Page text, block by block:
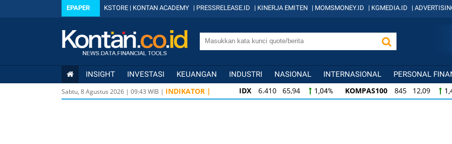
EPAPER KSTORE | KONTAN ACADEMY | PRESSRELEASE.ID | KINERJA EMITEN | MOMSMONEY.ID | KGMEDIA.ID |
INSIGHT INVESTASI KEUANGAN INDUSTRI NASIONAL INTERNASIONAL PERSONAL
Sabtu, 8 Agustus 2026 | 09:43 WIB | INDIKATOR | IDX 6.410 65,94 1,04% KOMPAS100 845 12,09
KOMPAS100 845 12,09 1,45% LQ45 640 9,44